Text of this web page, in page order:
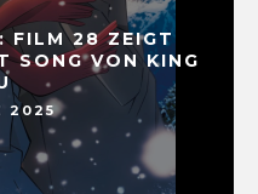
FILM 28 ZEIGT
SONG VON KING
2025